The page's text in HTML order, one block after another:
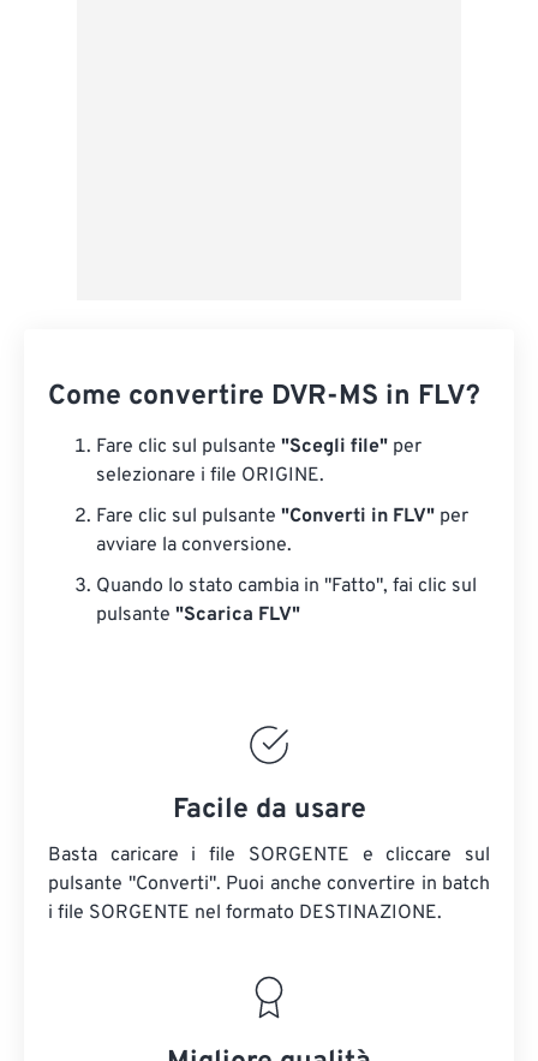
Come convertire DVR-MS in FLV?
Fare clic sul pulsante "Scegli file" per
selezionare i file ORIGINE.
Fare clic sul pulsante "Converti in FLV" per
avviare la conversione.
Quando lo stato cambia in "Fatto", fai clic sul
pulsante "Scarica FLV"
Facile da usare
Basta caricare i file SORGENTE e cliccare sul
pulsante "Converti". Puoi anche convertire in batch
i file SORGENTE nel formato DESTINAZIONE.